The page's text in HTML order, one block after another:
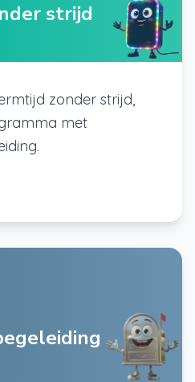
strijd
zonder strijd,
met